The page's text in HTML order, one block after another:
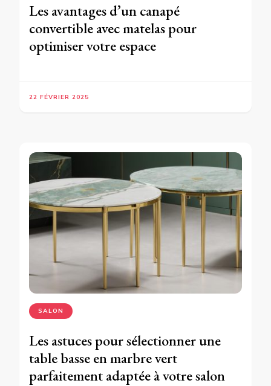
Les avantages d’un canapé
convertible avec matelas pour
optimiser votre espace
22 FÉVRIER 2025
SALON
Les astuces pour sélectionner une
table basse en marbre vert
parfaitement adaptée à votre salon